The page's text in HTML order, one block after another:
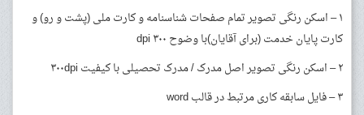
۱ – اسکن رنگی تصویر تمام صفحات شناسنامه و کارت ملی (پشت و رو) و
کارت پایان خدمت (برای آقایان)با وضوح ۳۰۰ dpi
۲ – اسکن رنگی تصویر اصل مدرک / مدرک تحصیلی با کیفیت ۳۰۰dpi
۳ – فایل سابقه کاری مرتبط در قالب word